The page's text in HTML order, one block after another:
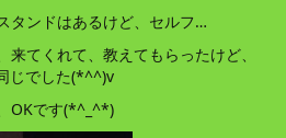
タンドはあるけど、セルフ…
てくれて、教えてもらったけど、
じでした(*^^)v
OKです(*^_^*)